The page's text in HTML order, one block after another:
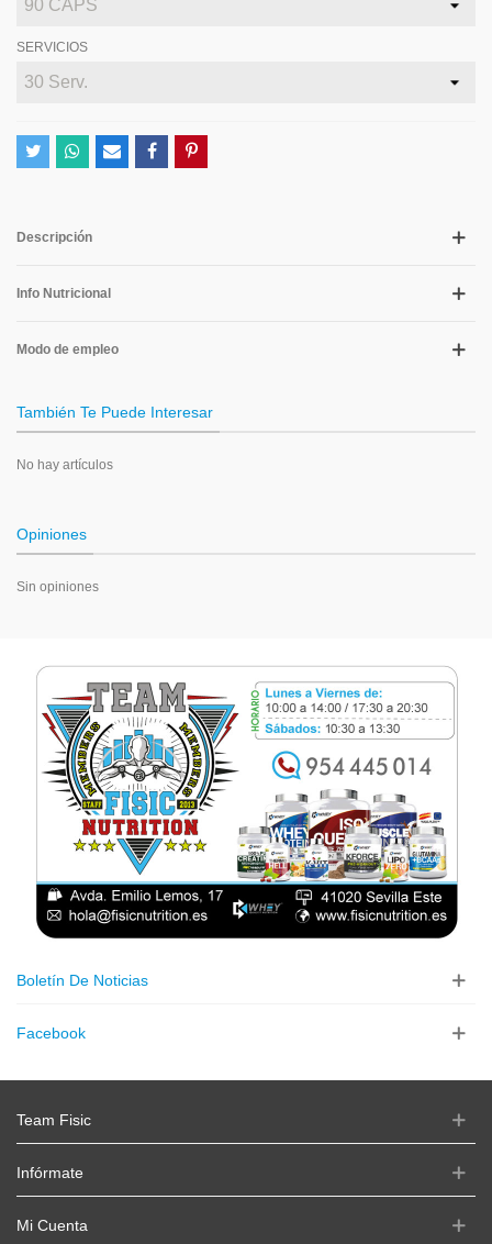
SERVICIOS
Descripción
Info Nutricional
Modo de empleo
También Te Puede Interesar
No hay artículos
Opiniones
Sin opiniones
Boletín De Noticias
Facebook
Team Fisic
Infórmate
Mi Cuenta